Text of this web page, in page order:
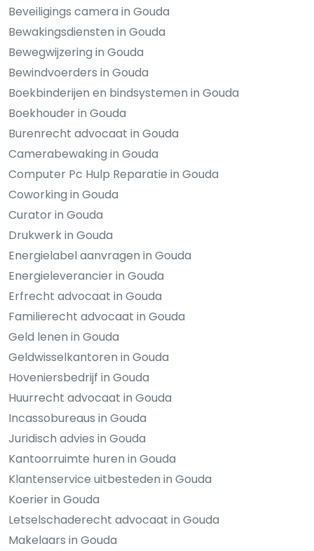
Beveiligings camera in Gouda
Bewakingsdiensten in Gouda
Bewegwijzering in Gouda
Bewindvoerders in Gouda
Boekbinderijen en bindsystemen in Gouda
Boekhouder in Gouda
Burenrecht advocaat in Gouda
Camerabewaking in Gouda
Computer Pc Hulp Reparatie in Gouda
Coworking in Gouda
Curator in Gouda
Drukwerk in Gouda
Energielabel aanvragen in Gouda
Energieleverancier in Gouda
Erfrecht advocaat in Gouda
Familierecht advocaat in Gouda
Geld lenen in Gouda
Geldwisselkantoren in Gouda
Hoveniersbedrijf in Gouda
Huurrecht advocaat in Gouda
Incassobureaus in Gouda
Juridisch advies in Gouda
Kantoorruimte huren in Gouda
Klantenservice uitbesteden in Gouda
Koerier in Gouda
Letselschaderecht advocaat in Gouda
Makelaars in Gouda